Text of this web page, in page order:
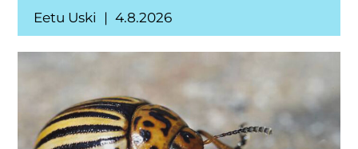
Eetu Uski 4.8.2026